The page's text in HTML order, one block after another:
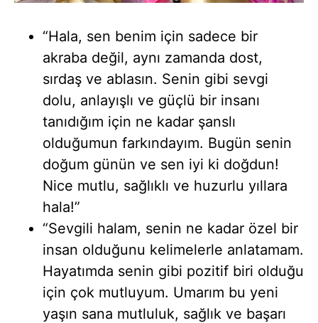
“Hala, sen benim için sadece bir
akraba değil, aynı zamanda dost,
sırdaş ve ablasın. Senin gibi sevgi
dolu, anlayışlı ve güçlü bir insanı
tanıdığım için ne kadar şanslı
olduğumun farkındayım. Bugün senin
doğum günün ve sen iyi ki doğdun!
Nice mutlu, sağlıklı ve huzurlu yıllara
hala!”
“Sevgili halam, senin ne kadar özel bir
insan olduğunu kelimelerle anlatamam.
Hayatımda senin gibi pozitif biri olduğu
için çok mutluyum. Umarım bu yeni
yaşın sana mutluluk, sağlık ve başarı